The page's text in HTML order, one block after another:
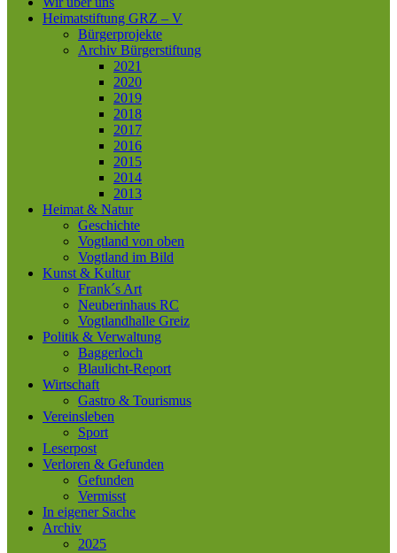
Heimatstiftung GRZ – V
Bürgerprojekte
Archiv Bürgerstiftung
2021
2020
2019
2018
2017
2016
2015
2014
2013
Heimat & Natur
Geschichte
Vogtland von oben
Vogtland im Bild
Kunst & Kultur
Frank´s Art
Neuberinhaus RC
Vogtlandhalle Greiz
Politik & Verwaltung
Baggerloch
Blaulicht-Report
Wirtschaft
Gastro & Tourismus
Vereinsleben
Sport
Leserpost
Verloren & Gefunden
Gefunden
Vermisst
In eigener Sache
Archiv
2025